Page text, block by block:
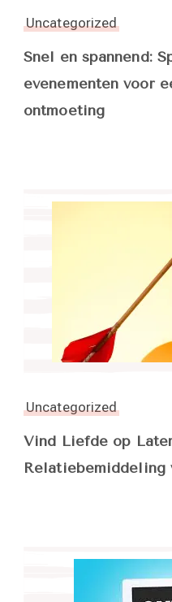
Uncategorized
Snel en spannend:
evenementen voor
ontmoeting
Uncategorized
Vind Liefde op
Relatiebemiddeling